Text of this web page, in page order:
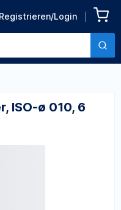
Registrieren/Login
Zurück zu den Produktdetails
ISO-ø 010, 6